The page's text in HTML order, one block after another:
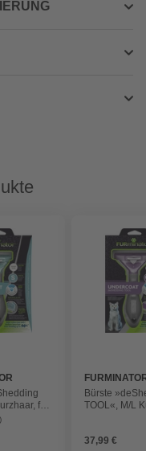
für
bis zu 4,5
Bürste
TOOL«, M/L
37,99 €